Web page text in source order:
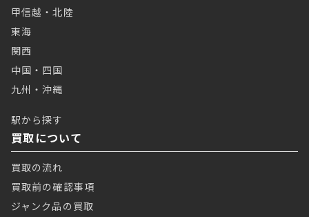
甲信越・北陸
東海
関西
中国・四国
九州・沖縄
駅から探す
買取について
買取の流れ
買取前の確認事項
ジャンク品の買取